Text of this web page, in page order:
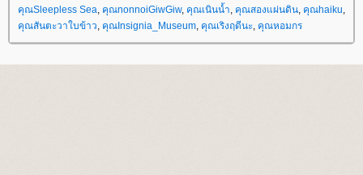
คุณSleepless Sea, คุณnonnoiGiwGiw, คุณเนินน้ำ, คุณสองแผ่นดิน, คุณhaiku,
คุณสันตะวาใบข้าว, คุณInsignia_Museum, คุณเริงฤดีนะ, คุณหอมกร